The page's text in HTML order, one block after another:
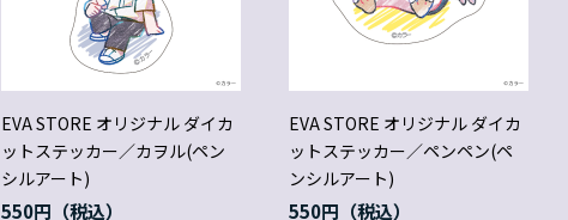
EVA STORE オリジナル ダイカ
ットステッカー／カヲル(ペン
シルアート)
550円
EVA STORE オリジナル ダイカ
ットステッカー／ペンペン(ペ
ンシルアート)
550円